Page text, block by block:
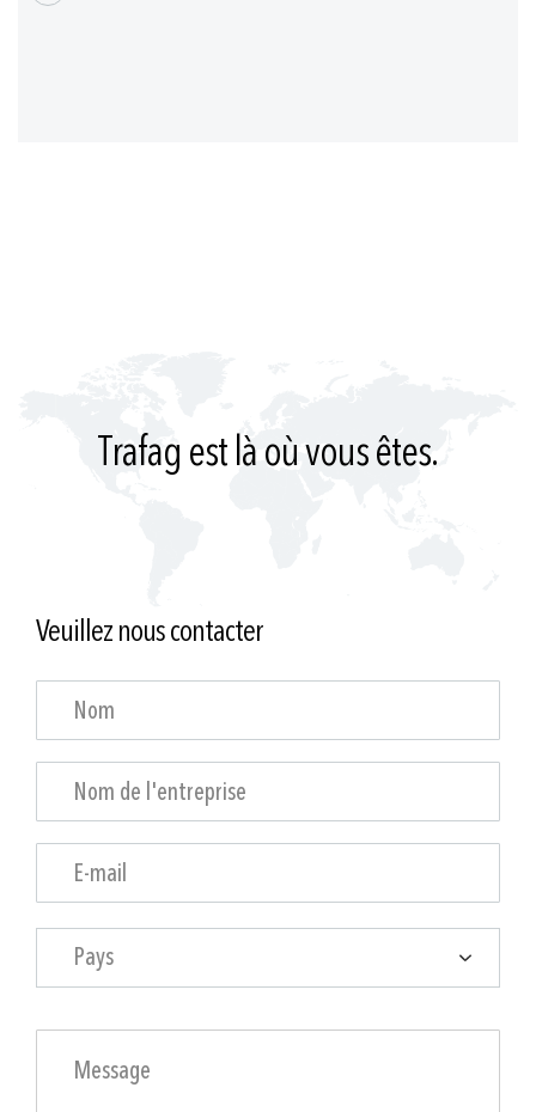
groupés
Trafag est là où vous êtes.
Veuillez nous contacter
Pays